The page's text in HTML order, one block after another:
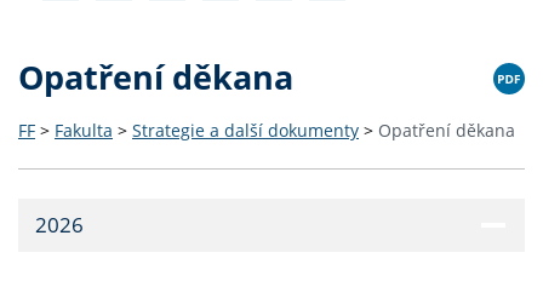
Opatření děkana
FF > Fakulta > Strategie a další dokumenty > Opatření děkana
2026